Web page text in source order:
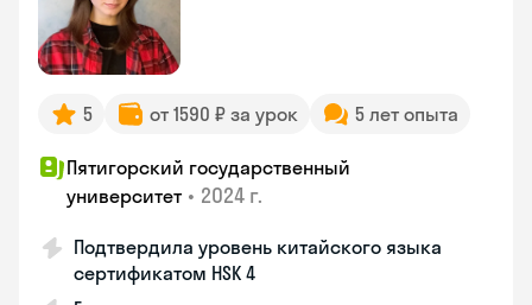
5 от 1590 ₽ за урок 5 лет опыта
Пятигорский государственный
университет • 2024 г.
Подтвердила уровень китайского языка
сертификатом HSK 4